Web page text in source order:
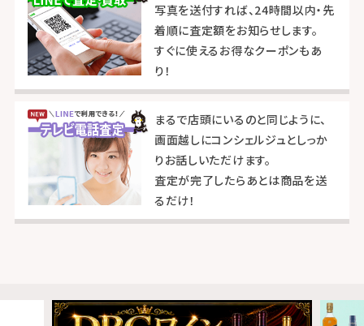
写真を送付すれば、24時間以内・先
着順に査定額をお知らせします。
すぐに使えるお得なクーポンもあ
り！
まるで店頭にいるのと同じように、
画面越しにコンシェルジュとしっか
りお話しいただけます。
査定が完了したらあとは商品を送
るだけ！